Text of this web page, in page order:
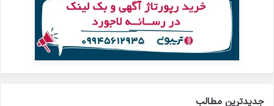
جدیدترین مطالب